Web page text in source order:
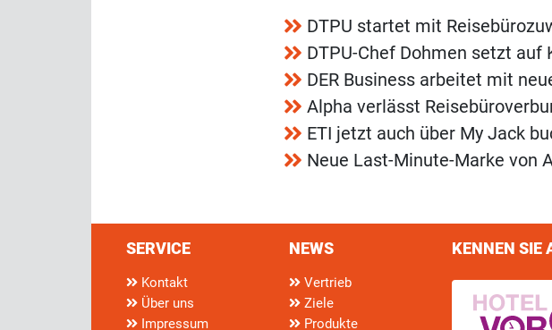
DTPU startet mit
DTPU-Chef Dohmen setzt auf
DER Business arbeitet mit
Alpha verlässt
ETI jetzt auch über My Jack
Neue Last-Minute-Marke von
SERVICE
Kontakt
Über uns
Impressum
NEWS
Vertrieb
Ziele
Produkte
KENNEN SIE